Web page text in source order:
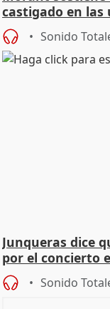
castigado en las
cambio"
Sonido
Junqueras dice
por el concierto
Sonido